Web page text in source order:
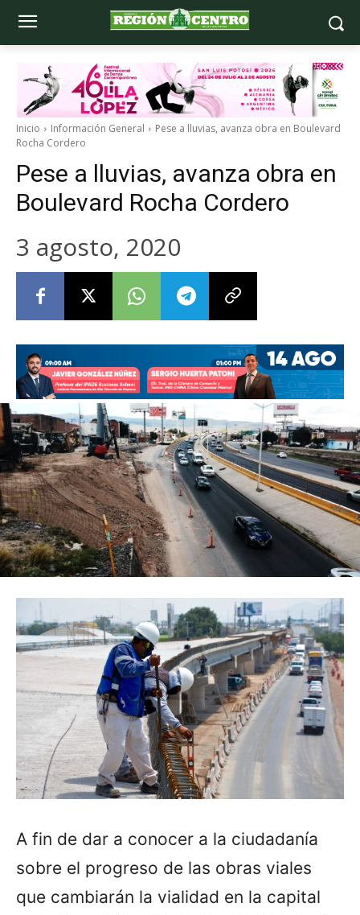
Inicio Información General
Pese a lluvias, avanza obra en Boulevard
Rocha Cordero
Pese a lluvias, avanza obra en
Boulevard Rocha Cordero
3 agosto, 2020
A fin de dar a conocer a la ciudadanía
sobre el progreso de las obras viales
que cambiarán la vialidad en la capital